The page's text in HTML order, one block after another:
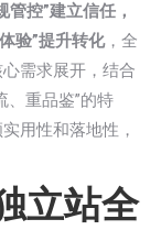
管控”建立信任，
验”提升转化，全
需求展开，结合
、重品鉴”的特
用性和落地性，
立站全